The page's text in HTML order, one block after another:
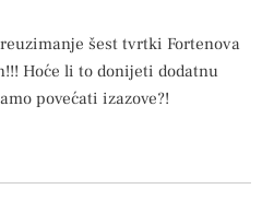
šest tvrtki Fortenova
Hoće li to donijeti dodatnu
povećati izazove?!